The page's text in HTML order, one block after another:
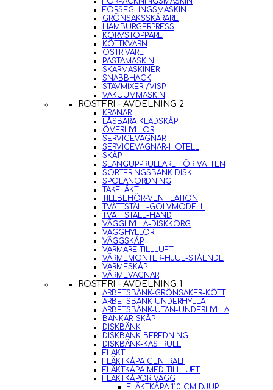
FÖRSEGLINGSMASKIN
GRÖNSAKSSKÄRARE
HAMBURGERPRESS
KORVSTOPPARE
KÖTTKVARN
OSTRIVARE
PASTAMASKIN
SKÄRMASKINER
SNABBHACK
STAVMIXER /VISP
VAKUUMMASKIN
ROSTFRI - AVDELNING 2
KRANAR
LÅSBARA KLÄDSKÅP
ÖVERHYLLOR
SERVICEVAGNAR
SERVICEVAGNAR-HOTELL
SKÅP
SLANGUPPRULLARE FÖR VATTEN
SORTERINGSBÄNK-DISK
SPOLANORDNING
TAKFLÄKT
TILLBEHÖR-VENTILATION
TVÄTTSTÄLL-GOLVMODELL
TVÄTTSTÄLL-HAND
VÄGGHYLLA-DISKKORG
VÄGGHYLLOR
VÄGGSKÅP
VÄRMARE-TILLLUFT
VÄRMEMONTER-HJUL-STÅENDE
VÄRMESKÅP
VÄRMEVAGNAR
ROSTFRI - AVDELNING 1
ARBETSBÄNK-GRÖNSAKER-KÖTT
ARBETSBÄNK-UNDERHYLLA
ARBETSBÄNK-UTAN-UNDERHYLLA
BÄNKAR-SKÅP
DISKBÄNK
DISKBÄNK-BEREDNING
DISKBÄNK-KASTRULL
FLÄKT
FLÄKTKÅPA CENTRALT
FLÄKTKÅPA MED TILLLUFT
FLÄKTKÅPOR VÄGG
FLÄKTKÅPA 110 CM DJUP